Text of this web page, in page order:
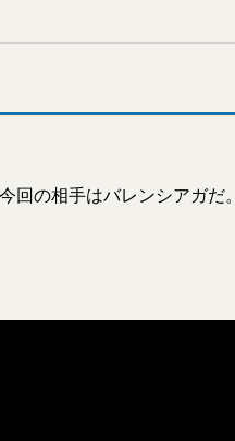
回の相手はバレンシアガだ。